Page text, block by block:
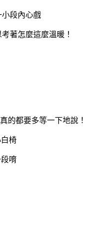
小段內心戲
著怎麼這麼溫暖！
的都要多等一下地說！
椅
唷